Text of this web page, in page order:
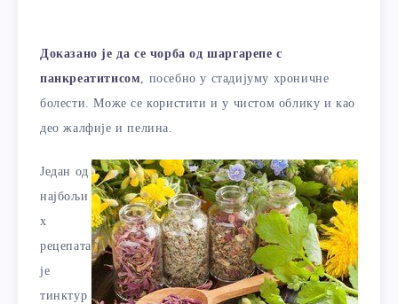
Доказано је да се чорба од шаргарепе с
панкреатитисом, посебно у стадијуму хроничне
болести. Може се користити и у чистом облику и као
део жалфије и пелина.
Један од
најбољи
х
рецепата
је
тинктур